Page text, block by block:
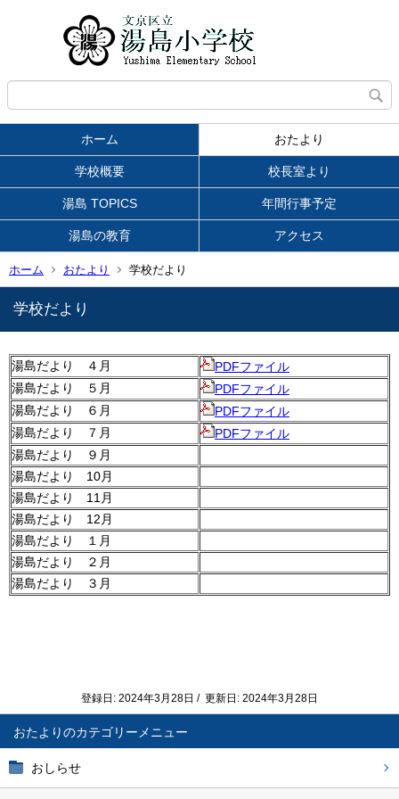
ホーム おたより
学校概要 校長室より
湯島 TOPICS 年間行事予定
湯島の教育 アクセス
ホーム おたより 学校だより
おたより
おしらせ
学校だより
湯島だより ４月
PDFファイル
湯島だより ５月
PDFファイル
湯島だより ６月
PDFファイル
湯島だより ７月
PDFファイル
湯島だより ９月
湯島だより 10月
湯島だより 11月
湯島だより 12月
湯島だより １月
湯島だより ２月
湯島だより ３月
登録日: 2024年3月28日 / 更新日: 2024年3月28日